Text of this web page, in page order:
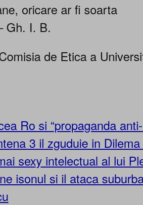
oricare ar fi soarta
Gh. I. B.
de Etica a
Ro si “propaganda
3 il zguduie in
sexy intelectual al lui
isonul si il ataca